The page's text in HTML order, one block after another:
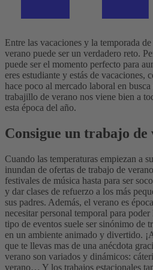
Entre las vacaciones y la temporada
verano puede ser un verdadero reto.
puede ser el momento perfecto para
eres estudiante y estás de vacaciones,
hace poco al mercado laboral en busca
trabajillo de verano nos viene bien a
esta época del año.
Consigue un trabajo
Cuando las temperaturas empiezan a
inundan de ofertas de trabajo de
festivales de música hasta para ser
y dar clases de refuerzo a los más
sus padres. Además, el verano es
necesitar personal temporal para
tipo de eventos suele ser sinónimo de
en un ambiente animado y divertido.
que te llevas mas de una anécdota
verano son variados y dinámicos:
verano… Y los trabajos estacionales